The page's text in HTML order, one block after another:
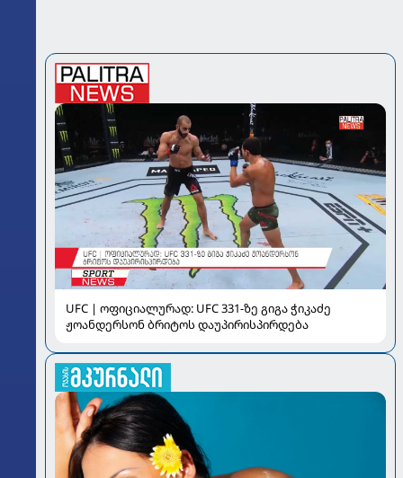
UFC | ოფიციალურად: UFC 331-ზე გიგა ჭიკაძე
ჟოანდერსონ ბრიტოს დაუპირისპირდება